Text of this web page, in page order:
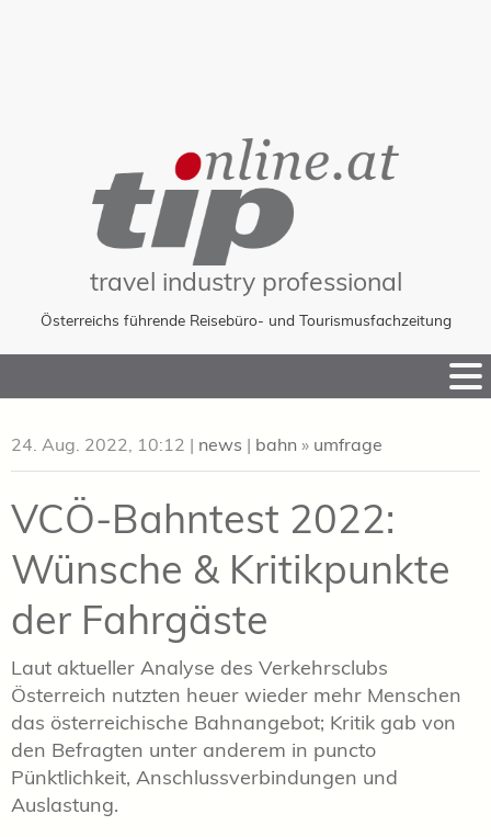
travel industry professional
Österreichs führende Reisebüro- und Tourismusfachzeitung
to
24. Aug. 2022, 10:12 | news | bahn » umfrage
VCÖ-Bahntest 2022:
Wünsche & Kritikpunkte
der Fahrgäste
Laut aktueller Analyse des Verkehrsclubs
Österreich nutzten heuer wieder mehr Menschen
das österreichische Bahnangebot; Kritik gab von
den Befragten unter anderem in puncto
Pünktlichkeit, Anschlussverbindungen und
Auslastung.